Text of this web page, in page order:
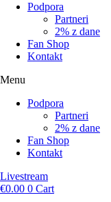
Podpora
Partneri
2% z dane
Fan Shop
Kontakt
Menu
Podpora
Partneri
2% z dane
Fan Shop
Kontakt
Livestream
€0.00 0 Cart